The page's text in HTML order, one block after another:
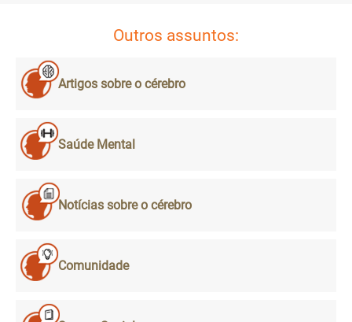
Outros assuntos:
Artigos sobre o cérebro
Saúde Mental
Notícias sobre o cérebro
Comunidade